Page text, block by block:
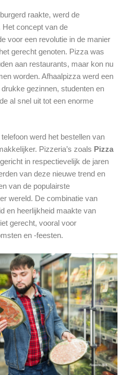
raakte, werd de
Het concept van de
voor een revolutie in de manier
gerecht genoten. Pizza was
aan restaurants, maar kon nu
worden. Afhaalpizza werd een
gezinnen, studenten en
al snel uit tot een enorme
werd het bestellen van
Pizzeria’s zoals Pizza
in respectievelijk de jaren
van deze nieuwe trend en
van de populairste
wereld. De combinatie van
en heerlijkheid maakte van
gerecht, vooral voor
en -feesten.